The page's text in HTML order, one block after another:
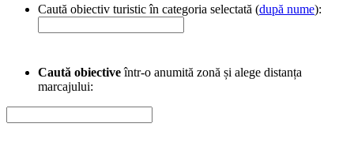
Caută obiectiv turistic în categoria selectată (după nume):
Caută obiectiveîntr-o anumită zonă și alege distanța
marcajului: